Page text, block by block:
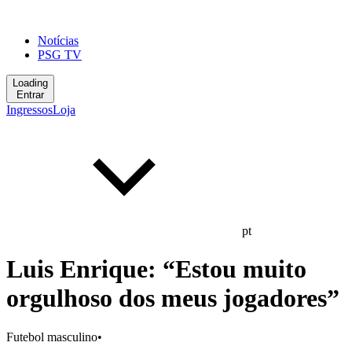
Notícias
PSG TV
Loading
Entrar
IngressosLoja
pt
Luis Enrique: “Estou muito
orgulhoso dos meus jogadores”
Futebol masculino•